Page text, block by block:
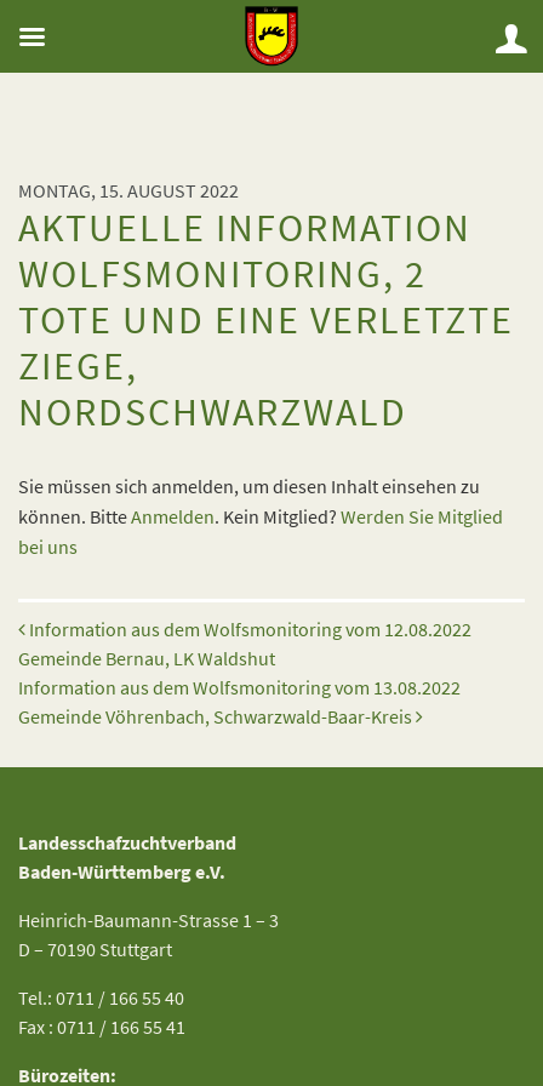
MONTAG, 15. AUGUST 2022
AKTUELLE INFORMATION
WOLFSMONITORING, 2
TOTE UND EINE VERLETZTE
ZIEGE,
NORDSCHWARZWALD
Sie müssen sich anmelden, um diesen Inhalt einsehen zu
können. BitteAnmelden. Kein Mitglied? Werden Sie Mitglied
bei uns
Beitrags-Navigation
Information aus dem Wolfsmonitoring vom 12.08.2022
Gemeinde Bernau, LK Waldshut
Information aus dem Wolfsmonitoring vom 13.08.2022
Gemeinde Vöhrenbach, Schwarzwald-Baar-Kreis
Landesschafzuchtverband
Baden-Württemberg e.V.
Heinrich-Baumann-Strasse 1 – 3
D – 70190 Stuttgart
Tel.: 0711 / 166 55 40
Fax : 0711 / 166 55 41
Bürozeiten: